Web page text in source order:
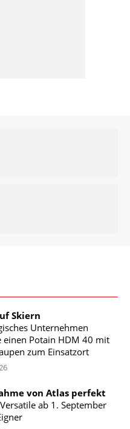
Skiern
Unternehmen
einen Potain HDM 40 mit
zum Einsatzort
von Atlas perfekt
ab 1. September